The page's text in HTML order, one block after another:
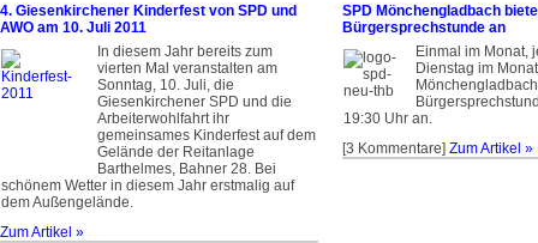
4. Giesenkirchener Kinderfest von SPD und
AWO am 10. Juli 2011
In diesem Jahr bereits zum
vierten Mal veranstalten am
Sonntag, 10. Juli, die
Giesenkirchener SPD und die
Arbeiterwohlfahrt ihr
gemeinsames Kinderfest auf dem
Gelände der Reitanlage
Barthelmes, Bahner 28. Bei
schönem Wetter in diesem Jahr erstmalig auf
dem Außengelände.
Zum Artikel »
SPD Mönchengladbach
Bürgersprechstunde an
Einmal im Monat,
Dienstag im
19:30 Uhr an.
[3 Kommentare] Zum Artikel »